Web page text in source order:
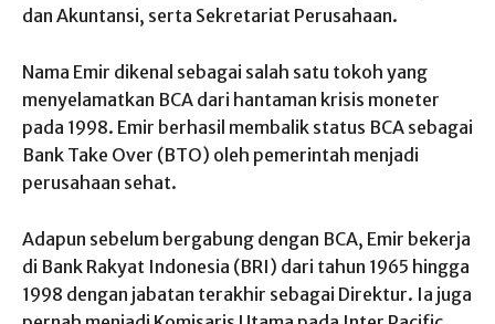
dan Akuntansi, serta Sekretariat Perusahaan.
Nama Emir dikenal sebagai salah satu tokoh yang
menyelamatkan BCA dari hantaman krisis moneter
pada 1998. Emir berhasil membalik status BCA sebagai
Bank Take Over (BTO) oleh pemerintah menjadi
perusahaan sehat.
Adapun sebelum bergabung dengan BCA, Emir bekerja
di Bank Rakyat Indonesia (BRI) dari tahun 1965 hingga
1998 dengan jabatan terakhir sebagai Direktur. Ia juga